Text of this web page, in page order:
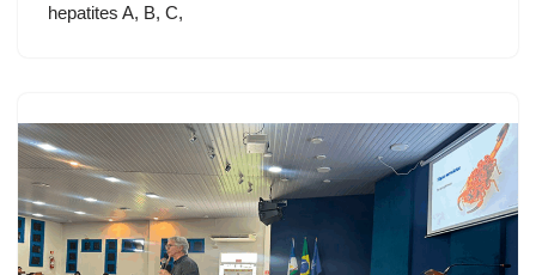
hepatites A, B, C,